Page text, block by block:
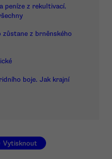
peníze z rekultivací.
z brněnského
boje. Jak krajní
Vytisknout